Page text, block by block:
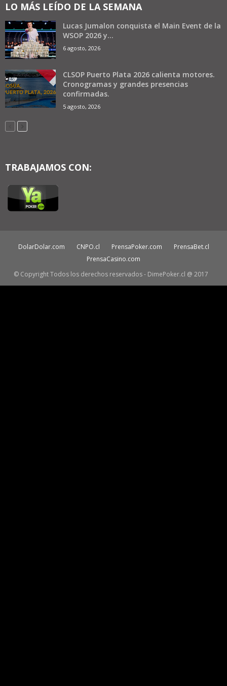
LO MÁS LEÍDO DE LA SEMANA
Lucas Jumalon conquista el Main Event de la
WSOP 2026 y...
6 agosto, 2026
CLSOP Puerto Plata 2026 calienta motores.
Cronogramas y grandes presencias
confirmadas.
5 agosto, 2026
TRABAJAMOS CON:
DolarDolar.com CNPO.cl PrensaPoker.com
PrensaBet.cl
PrensaCasino.com
© Copyright Todos los derechos reservados - DimePoker.cl @ 2017